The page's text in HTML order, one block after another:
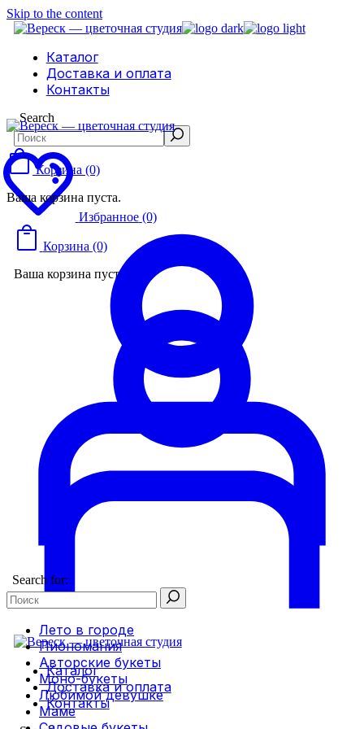
Skip to the content
Каталог
Доставка и оплата
Контакты
Search
Избранное (0)
Корзина (0)
Ваша корзина пуста.
Каталог
Доставка и оплата
Контакты
Корзина (0)
Ваша корзина пуста.
Search for:
Лето в городе
Пиономания
Авторские букеты
Моно-букеты
Любимой девушке
Маме